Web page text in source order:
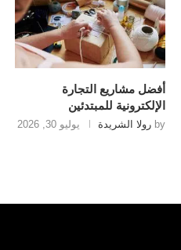
أفضل مشاريع التجارة
الإلكترونية للمبتدئين
by رولا الشريدة يوليو 30, 2026